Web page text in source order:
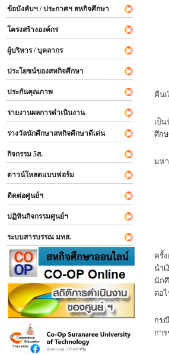
ข้อบังคับฯ / ประกาศฯ สหกิจศึกษา
โครงสร้างองค์กร
ผู้บริหาร / บุคลากร
ประโยชน์ของสหกิจศึกษา
ประกันคุณภาพ
รายงานผลการดำเนินงาน
รางวัลนักศึกษาสหกิจศึกษาดีเด่น
กิจกรรม 5ส.
ดาวน์โหลดแบบฟอร์ม
ติดต่อศูนย์ฯ
ปฏิทินกิจกรรมศูนย์ฯ
ระบบสารบรรณ มทส.
คืน
เป็
ศึก
มห
ครั้
นำ
นัก
ต่อ
กร
กา